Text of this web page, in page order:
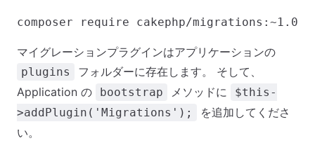
マイグレーションプラグインはアプリケーションの
plugins
フォルダーに存在します。 そして、
Application の
bootstrap メソッドに
$this-
>addPlugin('Migrations');
を追加してくださ
い。